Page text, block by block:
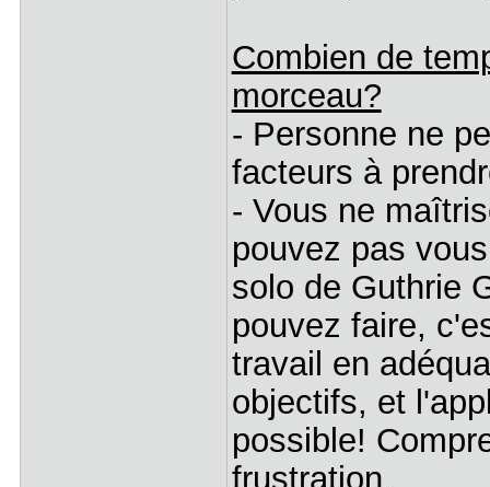
Combien de
morceau?
- Personne ne
facteurs à
- Vous ne
pouvez pas
solo de Guthrie
pouvez faire,
travail en
objectifs, et
possible!
frustration.